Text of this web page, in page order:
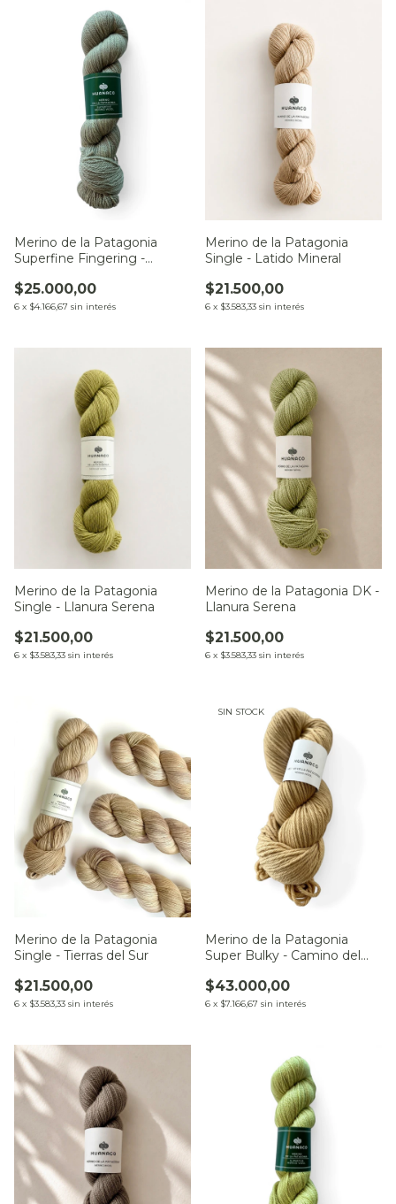
Merino de la Patagonia
Superfine Fingering -
$25.000,00
6 x $4.166,67 sin interés
Merino de la Patagonia
Single - Latido Mineral
$21.500,00
6 x $3.583,33 sin interés
Merino de la Patagonia
Single - Llanura Serena
$21.500,00
6 x $3.583,33 sin interés
Merino de la Patagonia DK -
Llanura Serena
$21.500,00
6 x $3.583,33 sin interés
Merino de la Patagonia
Single - Tierras del Sur
$21.500,00
6 x $3.583,33 sin interés
SIN STOCK
Merino de la Patagonia
Super Bulky - Camino del
$43.000,00
6 x $7.166,67 sin interés